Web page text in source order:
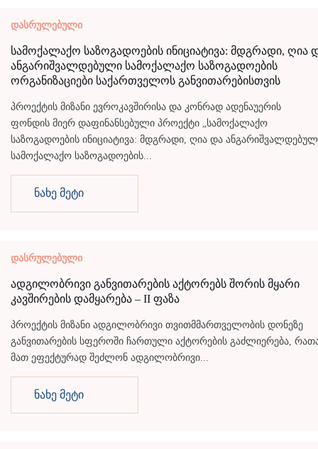
დასრულებული
სამოქალაქო საზოგადოების ინიციატივა: მდგრადი, ღია
ანგარიშვალდებული სამოქალაქო საზოგადოების
ორგანიზაციები საქართველოს განვითარებისთვის
პროექტის მიზანი ევროკავშირისა და კონრად ადენაუერის
ფონდის მიერ დაფინანსებული პროექტი „სამოქალაქო
საზოგადოების ინიციატივა: მდგრადი, ღია და
სამოქალაქო საზოგადოების...
ნახე მეტი
დასრულებული
ადგილობრივი განვითარების აქტორებს შორის მყარი
კავშირების დამყარება – II ფაზა
პროექტის მიზანი ადგილობრივი თვითმმართველობის დონეზე
განვითარების სფეროში ჩართული აქტორების გაძლიერება,
მათ ეფექტურად შეძლონ ადგილობრივი...
ნახე მეტი